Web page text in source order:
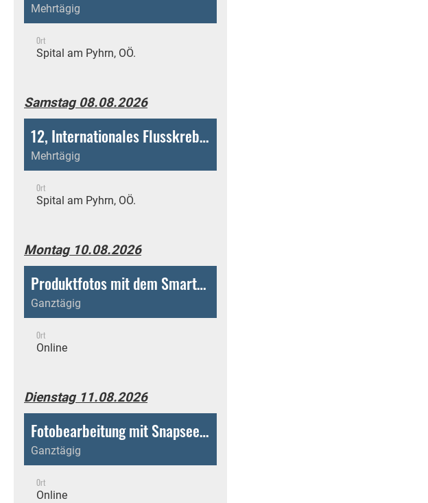
Mehrtägig
Ort
Spital am Pyhrn, OÖ.
Samstag 08.08.2026
12, Internationales Flusskrebsforum
Mehrtägig
Ort
Spital am Pyhrn, OÖ.
Montag 10.08.2026
Produktfotos mit dem Smartphone -diesen Onlinekurs kann man jederzeit und bequem von zu Hause aus absolvieren!
Ganztägig
Ort
Online
Dienstag 11.08.2026
Fotobearbeitung mit Snapseed - diesen Onlinekurs jederzeit und bequem von zu Hause aus absolvieren!
Ganztägig
Ort
Online